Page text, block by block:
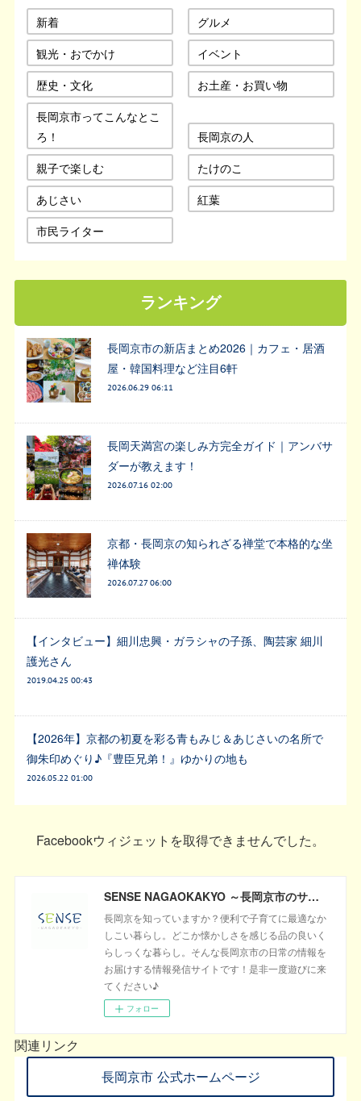
新着
グルメ
観光・おでかけ
イベント
歴史・文化
お土産・お買い物
長岡京市ってこんなとこ
ろ！
長岡京の人
親子で楽しむ
たけのこ
あじさい
紅葉
市民ライター
ランキング
長岡京市の新店まとめ2026｜カフェ・居酒
屋・韓国料理など注目6軒
2026.06.29 06:11
長岡天満宮の楽しみ方完全ガイド｜アンバサ
ダーが教えます！
2026.07.16 02:00
京都・長岡京の知られざる禅堂で本格的な坐
禅体験
2026.07.27 06:00
【インタビュー】細川忠興・ガラシャの子孫、陶芸家 細川
護光さん
2019.04.25 00:43
【2026年】京都の初夏を彩る青もみじ＆あじさいの名所で
御朱印めぐり♪『豊臣兄弟！』ゆかりの地も
2026.05.22 01:00
Facebookウィジェットを取得できませんでした。
SENSE NAGAOKAKYO ～長岡京市のサブサイト～
長岡京を知っていますか？便利で子育てに最適なか
しこい暮らし。どこか懐かしさを感じる品の良いく
らしっくな暮らし。そんな長岡京市の日常の情報を
お届けする情報発信サイトです！是非一度遊びに来
てください♪
フォロー
関連リンク
長岡京市 公式ホームページ